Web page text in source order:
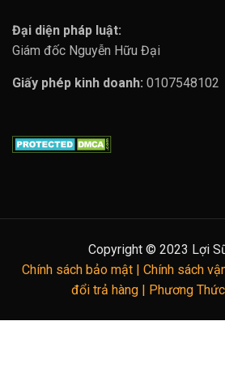
Đại diện pháp luật:
Giám đốc Nguyễn Hữu Đại
Giấy phép kinh doanh: 0107548102
Copyright © 2023 Lợi
Chính sách bảo mật | Chính sách
đổi trả hàng | Phương